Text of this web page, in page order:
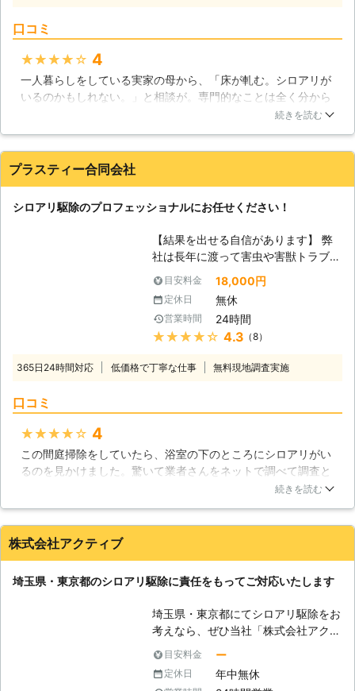
リ駆除の関する様々な作業に専門スタ
ッフが丁寧に対応します。また、シロ
アリ被害の有無を調べる調査も承って
安を一刻も早く取り除きます。料金に
見積りを行い、スタッフがしっかりと
詳細をご説明いたします。できる限り
リーズナブルな施工方法をご提案させ
ていただきますので、それらの内容に
ご納得いただいてから安心してご依頼
いただけます。
口コミ
★★★★★ 4
一人暮らしをしている実家の母から、「床が軋む。シロアリが
いるのかもしれない。」と相談が。専門的なことは全く分から
ないので、こちらに相談させていただきました。一日でも早く
うので私も立ち会わせていただきましたが、作業の内容などの
説明もとても丁寧で、安心してお任せすることができました。
す。
2016年12月22日
続きを読む
プラスティー合同会社
シロアリ駆除のプロフェッショナルにお任せください！
【結果を出せる自信があります】 弊
社は長年に渡って害虫や害獣トラブル
を解決してきた実績がございます！シ
ロアリについての知識はもちろんです
が、薬剤に対する知識も豊富に持ち合
わせておりますので、安心してお任せ
頂けます。シロアリ駆除の方法は様々
ことでシロアリを一網打尽にすること
り、床下や建物の中、あるいは外にあ
る木材に穴をあけて薬剤を散布すると
いう方法です。床下の土にもこうした
薬剤を吹きつける場合があります。薬
剤の臭いが少し気になるという方もい
というメリットがあります。 【ベイ
ト工法】 この方法では地中に埋める
ステーションと呼ばれる薬剤の入った
エサを用意します。シロアリがこのエ
サを食べたり、巣に持ち帰って仲間に
食べさせることによってシロアリは巣
ごと全滅します。駆除するまでの時間
目安料金 18,000円
定休日 無休
営業時間 24時間
★★★★★ 4.3 （8）
365日24時間対応 低価格で丁寧な仕事 無料現地調査実施
口コミ
★★★★★ 4
この間庭掃除をしていたら、浴室の下のところにシロアリがい
るのを見かけました。驚いて業者さんをネットで調べて調査と
駆除に来て頂くことにしました。こちらの業者さんは、シロア
ロアリを見かけることもなくなりました。また機会がありまし
たらお願いします。
東京都 板橋区 2016年12月18日
続きを読む
株式会社アクティブ
埼玉県・東京都のシロアリ駆除に責任をもってご対応いたします
埼玉県・東京都にてシロアリ駆除をお
考えなら、ぜひ当社「株式会社アクテ
ィブ」にお任せください。お客様のご
状況にあわせた最適な施工・親切丁寧
なサービスをさせていただきます。
目安料金 ー
定休日 年中無休